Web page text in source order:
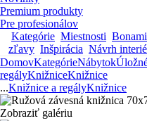
Premium produkty
Pre profesionálov
Kategórie Miestnosti
zľavy Inšpirácia Návrh
DomovKategórieNábytok
regályKnižniceKnižnice
...Knižnice a regályKnižnice
Zobraziť galériu